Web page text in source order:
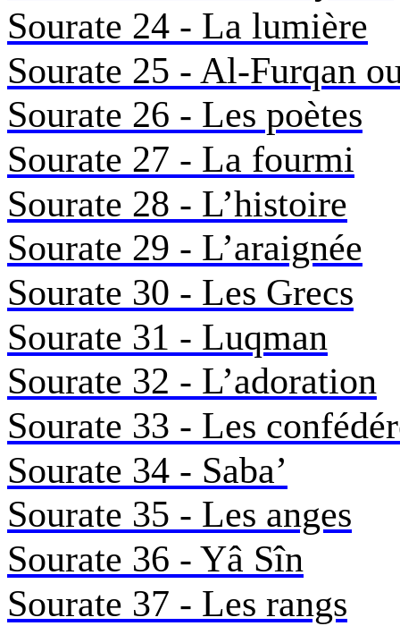
Sourate 24 - La lumière
Sourate 25 - Al-Furqan
Sourate 26 - Les poètes
Sourate 27 - La fourmi
Sourate 28 - L’histoire
Sourate 29 - L’araignée
Sourate 30 - Les Grecs
Sourate 31 - Luqman
Sourate 32 - L’adoration
Sourate 33 - Les
Sourate 34 - Saba’
Sourate 35 - Les anges
Sourate 36 - Yâ Sîn
Sourate 37 - Les rangs